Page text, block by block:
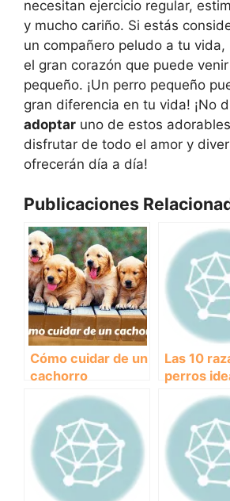
necesitan ejercicio regular,
y mucho cariño. Si estás
un compañero peludo a tu
el gran corazón que puede
pequeño. ¡Un perro pequeño
gran diferencia en tu vida! ¡No
adoptar uno de estos
disfrutar de todo el amor y
ofrecerán día a día!
Publicaciones
Cómo cuidar de un
cachorro
Las 10
perros
para
niños